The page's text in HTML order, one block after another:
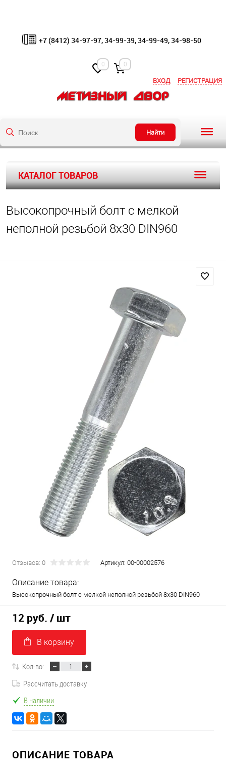
ВХОД РЕГИСТРАЦИЯ
Найти
+7 (8412) 34-97-97, 34-99-39, 34-99-49, 34-98-50
0 0
КАТАЛОГ ТОВАРОВ
Высокопрочный болт с мелкой
неполной резьбой 8х30 DIN960
Отзывов: 0 Артикул: 00-00002576
Описание товара:
Высокопрочный болт с мелкой неполной резьбой 8х30 DIN960
12 руб. / шт
В корзину
Кол-во:
Рассчитать доставку
В наличии
ОПИСАНИЕ ТОВАРА